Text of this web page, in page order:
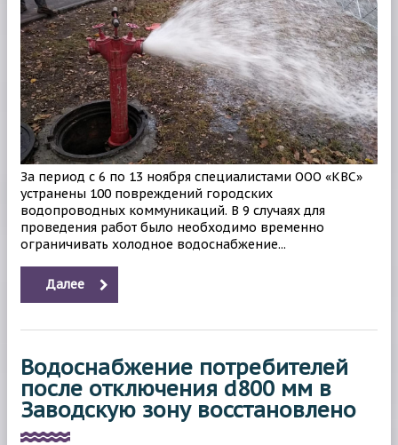
За период с 6 по 13 ноября специалистами ООО «КВС»
устранены 100 повреждений городских
водопроводных коммуникаций. В 9 случаях для
проведения работ было необходимо временно
ограничивать холодное водоснабжение...
Далее
Водоснабжение потребителей
после отключения d800 мм в
Заводскую зону восстановлено